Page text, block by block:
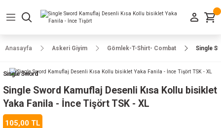
Geri Dön
Geri Dön
Geri Dön
Geri Dön
Geri Dön
Geri Dön
Geri Dön
Anasayfa Askeri Giyim Gömlek-T-Shirt- Combat Single
Single Sword
Single Sword Kamuflaj Desenli Kısa Kollu bisiklet
Yaka Fanila - İnce Tişört TSK - XL
105,00 TL